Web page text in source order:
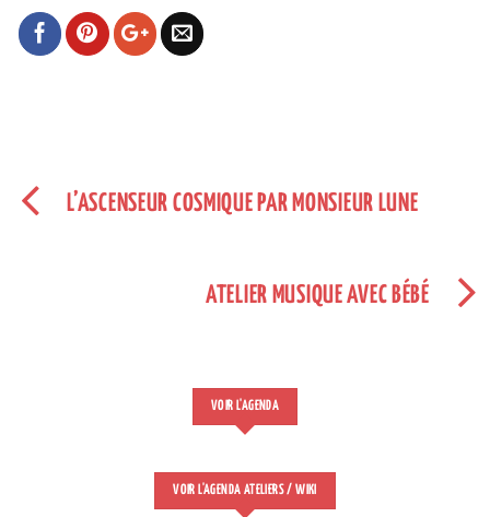
L’ASCENSEUR COSMIQUE PAR MONSIEUR LUNE
ATELIER MUSIQUE AVEC BÉBÉ
VOIR L'AGENDA
VOIR L'AGENDA ATELIERS / WIKI